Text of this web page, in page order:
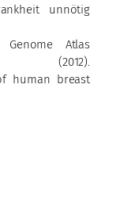
unnötig
Genome Atlas
(2012).
human breast